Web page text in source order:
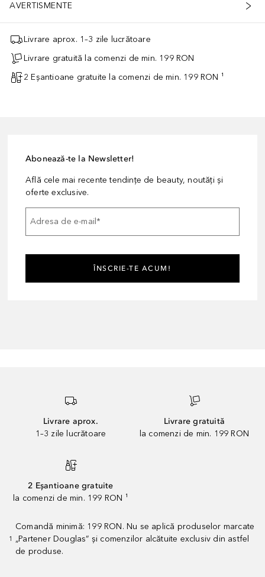
AVERTISMENTE
Livrare aprox. 1–3 zile lucrătoare
Livrare gratuită la comenzi de min. 199 RON
2 Eșantioane gratuite la comenzi de min. 199 RON ¹
Abonează-te la Newsletter!
Află cele mai recente tendințe de beauty, noutăți și
oferte exclusive.
Adresa de e-mail*
ÎNSCRIE-TE ACUM!
Livrare aprox.
1–3 zile lucrătoare
Livrare gratuită
la comenzi de min. 199 RON
2 Eșantioane gratuite
la comenzi de min. 199 RON ¹
1
Comandă minimă: 199 RON. Nu se aplică produselor marcate
„Partener Douglas” și comenzilor alcătuite exclusiv din astfel
de produse.